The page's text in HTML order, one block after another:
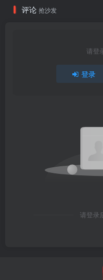
评论 抢沙发
请登
登录
请登录